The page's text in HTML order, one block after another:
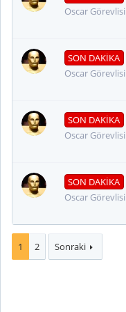
Oscar Görevlisi
SON DAKİKA
Oscar Görevlisi
SON DAKİKA
Oscar Görevlisi
SON DAKİKA
Oscar Görevlisi
1 2 Sonraki